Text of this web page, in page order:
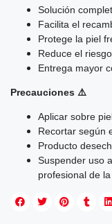
Solución
Facilita el
Protege la piel
Reduce el
Entrega mayor
Precauciones ⚠️
Aplicar sobre
Recortar según
Producto
Suspender uso
profesional de la